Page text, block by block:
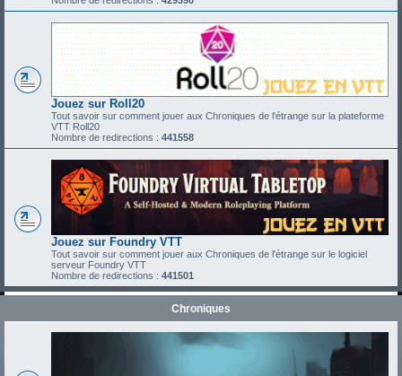
Jouez sur Roll20
Tout savoir sur comment jouer aux Chroniques de l'étrange sur la plateforme
VTT Roll20
Nombre de redirections : 441558
Jouez sur Foundry VTT
Tout savoir sur comment jouer aux Chroniques de l'étrange sur le logiciel
serveur Foundry VTT
Nombre de redirections : 441501
Chroniques